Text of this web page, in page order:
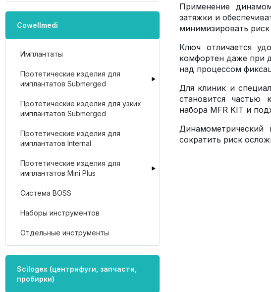
Cowellmedi
Имплантаты
Протетические изделия для
имплантатов Submerged
Протетические изделия для узких
имплантатов Submerged
Протетические изделия для
имплантатов Internal
Протетические изделия для
имплантатов Mini Plus
Система BOSS
Наборы инструментов
Отдельные инструменты
Scilogex (центрифуги, запчасти,
пробирки)
Применение
затяжки и
минимизировать
Ключ отличается
комфортен даже при
над процессом
Для клиник и
становится частью
набора MFR KIT и
сократить риск